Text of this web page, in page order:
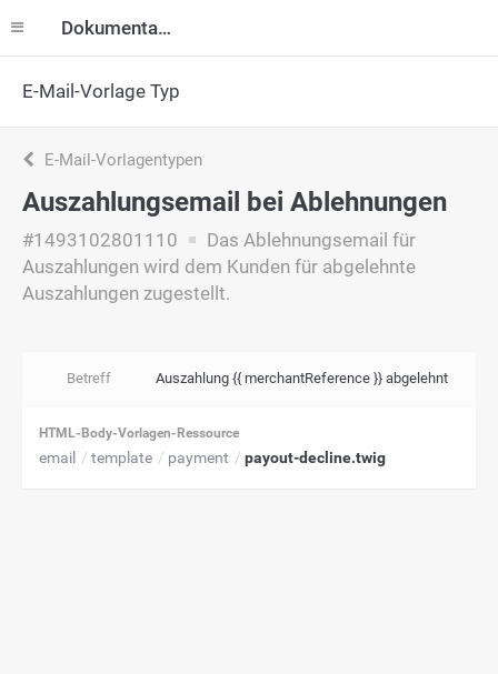
Dokumentation
E-Mail-Vorlage Typ
E-Mail-Vorlagentypen
Auszahlungsemail bei Ablehnungen
#1493102801110
Das Ablehnungsemail für
Auszahlungen wird dem Kunden für abgelehnte
Auszahlungen zugestellt.
Betreff Auszahlung {{ merchantReference }} abgelehnt
HTML-Body-Vorlagen-Ressource
email template payment payout-decline.twig